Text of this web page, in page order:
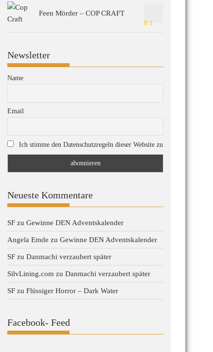
Feen Mörder – COP CRAFT
8.1
Newsletter
Name
Email
Ich stimme den Datenschutzregeln dieser Website zu
Neueste Kommentare
SF zu Gewinne DEN Adventskalender
Angela Emde zu Gewinne DEN Adventskalender
SF zu Danmachi verzaubert später
SilvLining.com zu Danmachi verzaubert später
SF zu Flüssiger Horror – Dark Water
Facebook- Feed